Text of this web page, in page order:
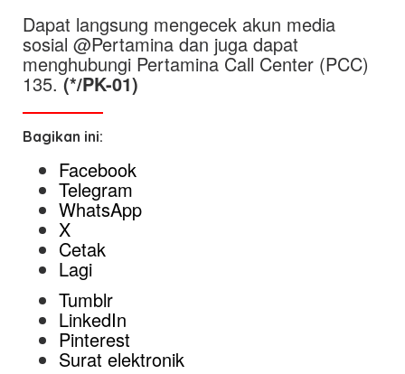
Dapat langsung mengecek akun media
sosial @Pertamina dan juga dapat
menghubungi Pertamina Call Center (PCC)
135.(*/PK-01)
Bagikan ini:
Facebook
Telegram
WhatsApp
X
Cetak
Lagi
Tumblr
LinkedIn
Pinterest
Surat elektronik